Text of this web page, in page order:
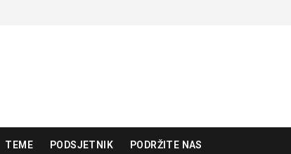
TEME PODSJETNIK PODRŽITE NAS